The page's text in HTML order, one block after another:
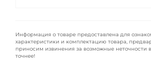
Информация о товаре предоставлена для
характеристики и комплектацию товара,
приносим извинения за возможные неточности
точнее!